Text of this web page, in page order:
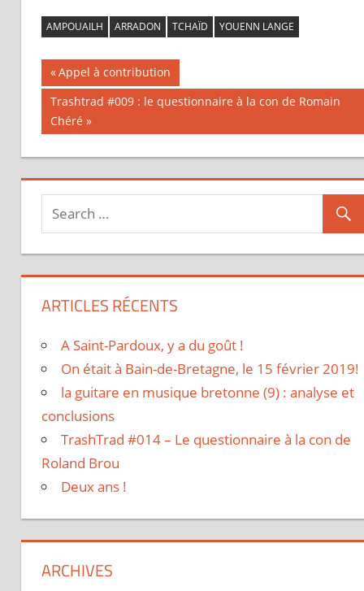
AMPOUAILH ARRADON TCHAÏD YOUENN LANGE
Navigation
de
l’article
Previous
Post:
Appel à contribution
Next
Post:
Trashtrad #009 : le questionnaire à la con de Romain
Chéré
ARTICLES RÉCENTS
A Saint-Pardoux, y a du goût !
On était à Bain-de-Bretagne, le 15 février 2019!
la guitare en musique bretonne (9) : analyse et
conclusions
TrashTrad #014 – Le questionnaire à la con de
Roland Brou
Deux ans !
ARCHIVES